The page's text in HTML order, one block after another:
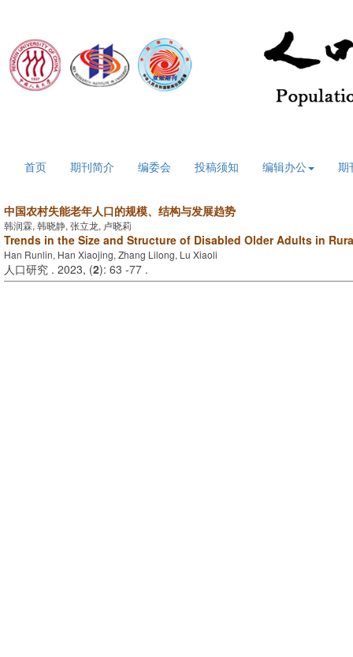
首页 期刊简介 编委会 投稿须知 编辑办公 期
中国农村失能老年人口的规模、结构与发展趋势
韩润霖, 韩晓静, 张立龙, 卢晓莉
Trends in the Size and Structure of Disabled Older Adults in
Han Runlin, Han Xiaojing, Zhang Lilong, Lu Xiaoli
人口研究 . 2023, (2): 63 -77 .